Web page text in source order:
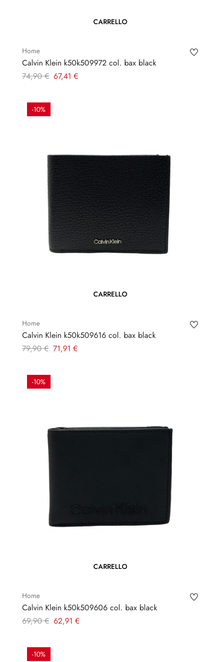
CARRELLO
Home
Calvin Klein k50k509972 col. bax black
Prezzo
74,90 € Prezzo
67,41 €
-10%
CARRELLO
Home
Calvin Klein k50k509616 col. bax black
Prezzo
79,90 € Prezzo
71,91 €
-10%
CARRELLO
Home
Calvin Klein k50k509606 col. bax black
Prezzo
69,90 € Prezzo
62,91 €
-10%